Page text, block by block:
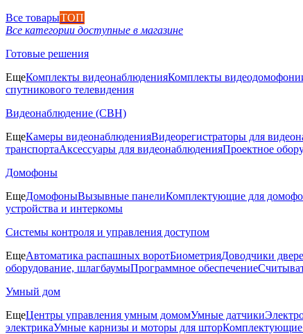
Все товарыТОП
Все категории доступные в магазине
Готовые решения
ЕщеКомплекты видеонаблюденияКомплекты
спутникового телевидения
Видеонаблюдение (СВН)
ЕщеКамеры видеонаблюденияВидеорегистраторы для
транспортаАксессуары для видеонаблюденияПроектное
Домофоны
ЕщеДомофоныВызывные панелиКомплектующие для
устройства и интеркомы
Системы контроля и управления доступом
ЕщеАвтоматика распашных воротБиометрияДоводчики
оборудование, шлагбаумыПрограммное обеспечение
Умный дом
ЕщеЦентры управления умным домомУмные датчики
электрикаУмные карнизы и моторы для шторКомплектующие